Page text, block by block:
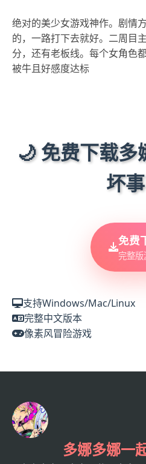
绝对的美少女游戏神作。剧情
的，一路打下去就好。二周目
分，还有老板线。每个女角色
被牛且好感度达标
🌙 免费下载
坏
免费
完整版
支持Windows/Mac/Linux
完整中文版本
像素风冒险游戏
多娜多娜一